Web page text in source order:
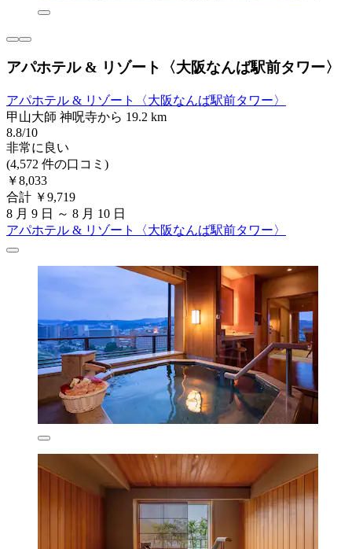
アパホテル & リゾート〈大阪なんば駅前タワー〉
アパホテル & リゾート〈大阪なんば駅前タワー〉
甲山大師 神呪寺から 19.2 km
8.8/10
非常に良い
(4,572 件の口コミ)
￥8,033
合計 ￥9,719
8 月 9 日 ～ 8 月 10 日
アパホテル & リゾート〈大阪なんば駅前タワー〉